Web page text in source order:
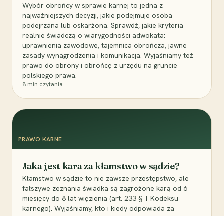
Wybór obrońcy w sprawie karnej to jedna z
najważniejszych decyzji, jakie podejmuje osoba
podejrzana lub oskarżona. Sprawdź, jakie kryteria
realnie świadczą o wiarygodności adwokata:
uprawnienia zawodowe, tajemnica obrończa, jawne
zasady wynagrodzenia i komunikacja. Wyjaśniamy też
prawo do obrony i obrońcę z urzędu na gruncie
polskiego prawa.
8 min czytania
PRAWO KARNE
Jaka jest kara za kłamstwo w sądzie?
Kłamstwo w sądzie to nie zawsze przestępstwo, ale
fałszywe zeznania świadka są zagrożone karą od 6
miesięcy do 8 lat więzienia (art. 233 § 1 Kodeksu
karnego). Wyjaśniamy, kto i kiedy odpowiada za